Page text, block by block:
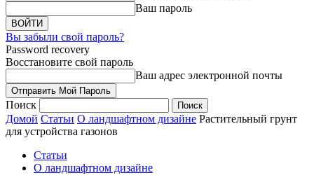
Ваш пароль
Вы забыли свой пароль?
Password recovery
Восстановите свой пароль
Ваш адрес электронной почты
Поиск
Домой Статьи О ландшафтном дизайне Растительный грунт
для устройства газонов
Статьи
О ландшафтном дизайне